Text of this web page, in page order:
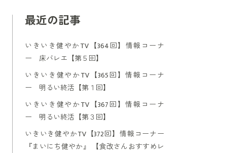
最近の記事
いきいき健やかTV【364回】情報コーナ
ー 床バレエ【第５回】
いきいき健やかTV【365回】情報コーナ
ー 明るい終活【第１回】
いきいき健やかTV【367回】情報コーナ
ー 明るい終活【第３回】
いきいき健やかTV【372回】情報コーナー
『まいにち健やか』 【食改さんおすすめレ